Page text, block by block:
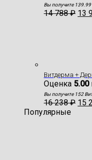
Вы получите
14 788₽ 13
Витдерма +
Оценка 5.00
Вы получите 152
16 238₽ 15
Популярные